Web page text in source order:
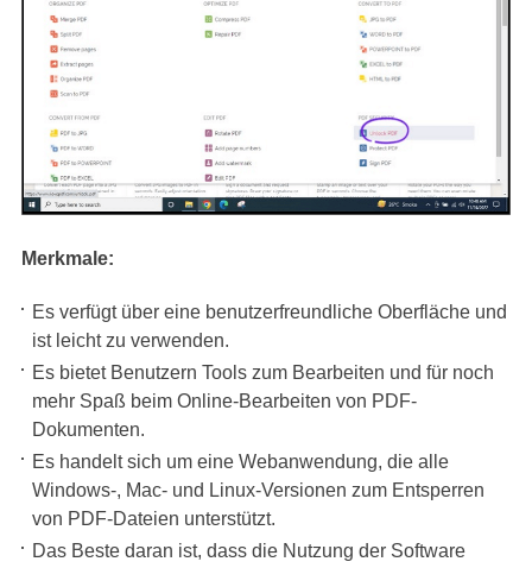
Merkmale:
Es verfügt über eine benutzerfreundliche Oberfläche und
ist leicht zu verwenden.
Es bietet Benutzern Tools zum Bearbeiten und für noch
mehr Spaß beim Online-Bearbeiten von PDF-
Dokumenten.
Es handelt sich um eine Webanwendung, die alle
Windows-, Mac- und Linux-Versionen zum Entsperren
von PDF-Dateien unterstützt.
Das Beste daran ist, dass die Nutzung der Software